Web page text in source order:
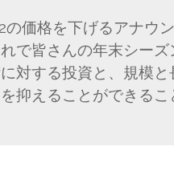
の価格を下げるアナウ
で皆さんの年末シー
対する投資と、規模
抑えることができる